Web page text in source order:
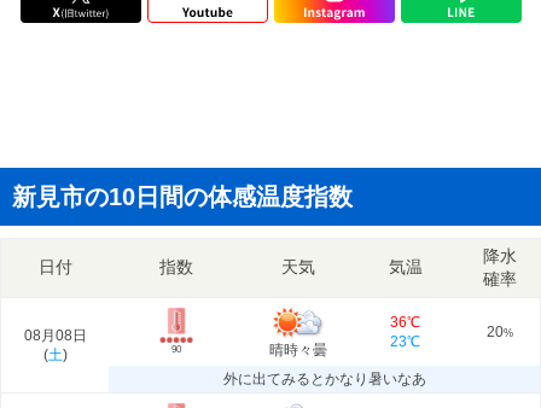
新見市の10日間の体感温度指数
日付 指数 天気 気温
降水
確率
08月08日
(土) 90 晴時々曇
36℃
23℃
20%
外に出てみるとかなり暑いなあ